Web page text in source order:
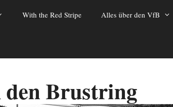
With the Red Stripe Alles über den VfB
den Brustring